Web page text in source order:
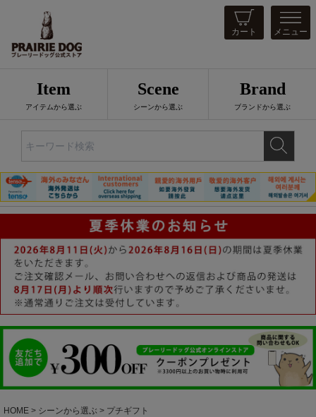
カート メニュー
Item
アイテムから選ぶ
Scene
シーンから選ぶ
Brand
ブランドから選ぶ
HOME シーンから選ぶ
プチギフト